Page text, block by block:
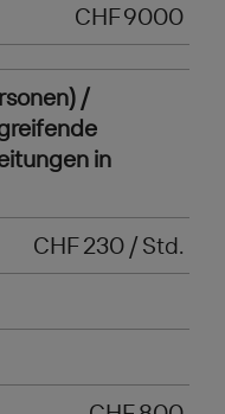
CHF 9000
/
in
CHF 230 / Std.